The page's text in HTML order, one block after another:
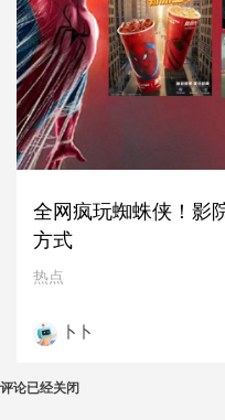
全网疯玩蜘蛛侠！影
方式
热点
卜卜
评论已经关闭